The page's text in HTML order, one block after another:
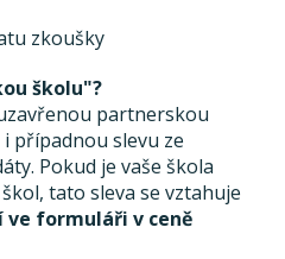
zkoušky
školu"?
partnerskou
případnou slevu ze
Pokud je vaše škola
tato sleva se vztahuje
ve formuláři v ceně